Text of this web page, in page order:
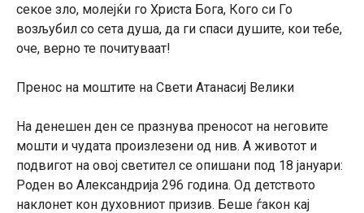
секое зло, молејќи го Христа Бога, Кого си Го
возљубил со сета душа, да ги спаси душите, кои тебе,
оче, верно те почитуваат!
Пренос на моштите на Свети Атанасиј Велики
На денешен ден се празнува преносот на неговите
мошти и чудата произлезени од нив. А животот и
подвигот на овој светител се опишани под 18 јануари:
Роден во Александрија 296 година. Од детството
наклонет кон духовниот призив. Беше ѓакон кај